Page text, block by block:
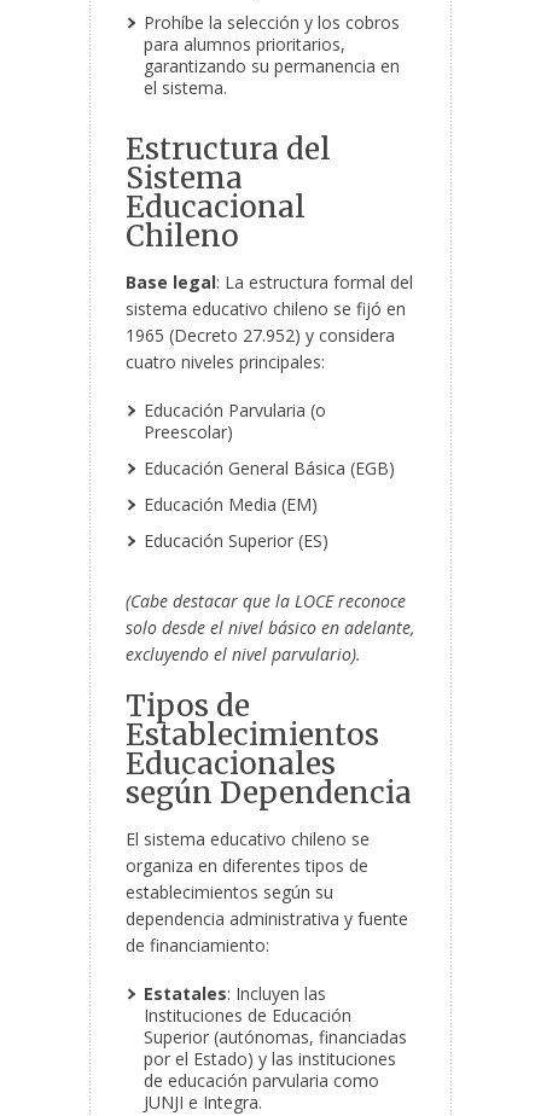
Prohíbe la selección y los cobros
para alumnos prioritarios,
garantizando su permanencia en
el sistema.
Estructura del
Sistema
Educacional
Chileno
Base legal: La estructura formal del
sistema educativo chileno se fijó en
1965 (Decreto 27.952) y considera
cuatro niveles principales:
Educación Parvularia (o
Preescolar)
Educación General Básica (EGB)
Educación Media (EM)
Educación Superior (ES)
(Cabe destacar que la LOCE reconoce
solo desde el nivel básico en adelante,
excluyendo el nivel parvulario).
Tipos de
Establecimientos
Educacionales
según Dependencia
El sistema educativo chileno se
organiza en diferentes tipos de
establecimientos según su
dependencia administrativa y fuente
de financiamiento:
Estatales: Incluyen las
Instituciones de Educación
Superior (autónomas, financiadas
por el Estado) y las instituciones
de educación parvularia como
JUNJI e Integra.